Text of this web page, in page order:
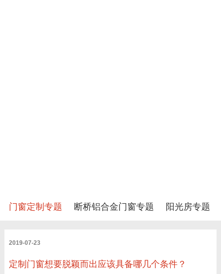
门窗定制专题 断桥铝合金门窗专题 阳光房专题
2019-07-23
定制门窗想要脱颖而出应该具备哪几个条件？